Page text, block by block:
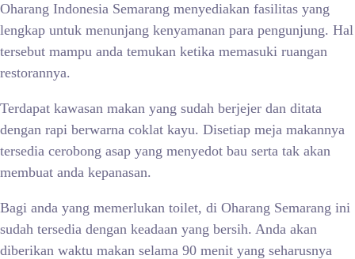
Oharang Indonesia Semarang menyediakan fasilitas yang
lengkap untuk menunjang kenyamanan para pengunjung. Hal
tersebut mampu anda temukan ketika memasuki ruangan
restorannya.
Terdapat kawasan makan yang sudah berjejer dan ditata
dengan rapi berwarna coklat kayu. Disetiap meja makannya
tersedia cerobong asap yang menyedot bau serta tak akan
membuat anda kepanasan.
Bagi anda yang memerlukan toilet, di Oharang Semarang ini
sudah tersedia dengan keadaan yang bersih. Anda akan
diberikan waktu makan selama 90 menit yang seharusnya